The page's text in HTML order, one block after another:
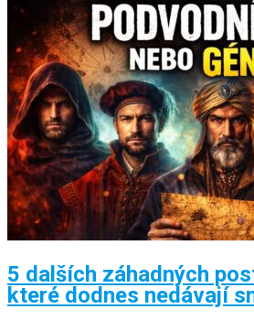
5 dalších záhadných
které dodnes nedávají